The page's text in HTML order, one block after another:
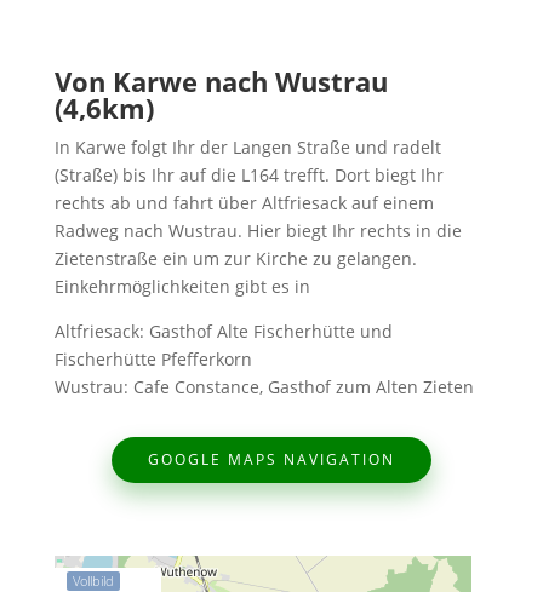
Von Karwe nach Wustrau
(4,6km)
In Karwe folgt Ihr der Langen Straße und radelt
(Straße) bis Ihr auf die L164 trefft. Dort biegt Ihr
rechts ab und fahrt über Altfriesack auf einem
Radweg nach Wustrau. Hier biegt Ihr rechts in die
Zietenstraße ein um zur Kirche zu gelangen.
Einkehrmöglichkeiten gibt es in
Altfriesack: Gasthof Alte Fischerhütte und
Fischerhütte Pfefferkorn
Wustrau: Cafe Constance, Gasthof zum Alten Zieten
GOOGLE MAPS NAVIGATION
Vollbild